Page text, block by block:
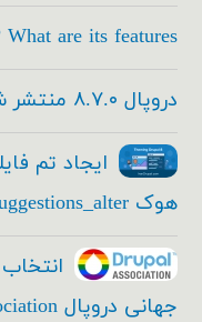
are its features
دروپال ۸.۷.۰ منتشر شد + معرفی امکانات جدید
ایجاد تم
هوک theme_suggestions_alter
جهانی دروپال Drupal Association